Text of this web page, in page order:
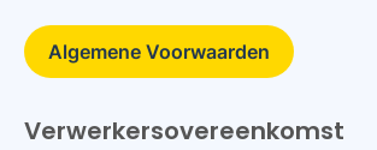
Algemene Voorwaarden
Verwerkersovereenkomst